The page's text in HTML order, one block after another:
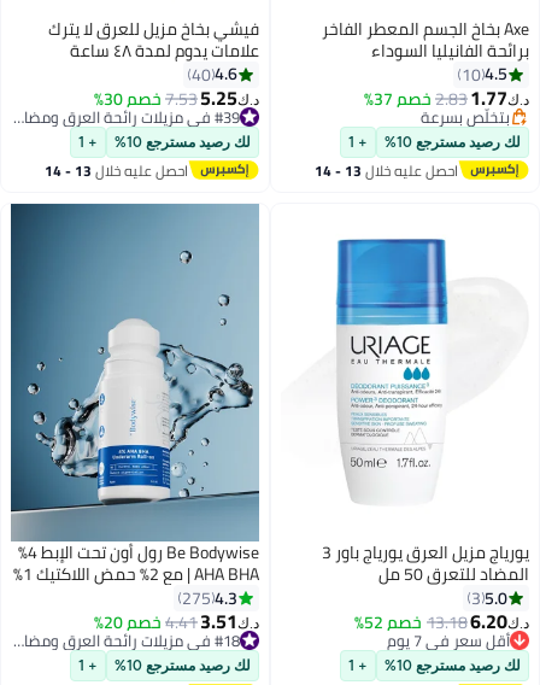
Axe بخاخ الجسم المعطر الفاخر
برائحة الفانيليا السوداء
4.5
10
د.ك‏1.77
2.83خصم 37%بتخلّص بسرعة
تم بيع +50 مؤخرًا
بتخلّص بسرعة
لك رصيد مسترجع 10% + 1
احصل عليه خلال 13 - 14
اغسطس
فيشي بخاخ مزيل للعرق لا يترك
علامات يدوم لمدة ٤٨ ساعة
125ملليلتر4.6
40
د.ك‏5.25
7.53خصم 30%
تم بيع +40 مؤخرًا
لك رصيد مسترجع 10% + 1
احصل عليه خلال 13 - 14
اغسطس
يورياج مزيل العرق يورياج باور 3
المضاد للتعرق 50 مل
5.0
3
د.ك‏6.20
13.18خصم 52%
أقل سعر في 7 يوم
أقل سعر في 7 يوم
لك رصيد مسترجع 10% + 1
Be Bodywise رول أون تحت الإبط 4%
AHA BHA | مع 2% حمض اللاكتيك 1%
الساليسيليك | يمنع الرائحة ويقلل من
التصبغ
4.3
275
د.ك‏3.51
4.41خصم 20%
تم بيع +120 مؤخرًا
لك رصيد مسترجع 10% + 1